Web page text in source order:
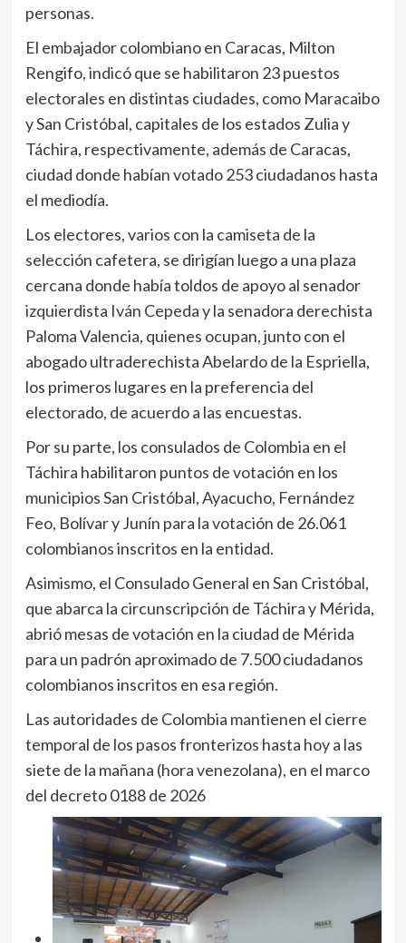
personas.
El embajador colombiano en Caracas, Milton
Rengifo, indicó que se habilitaron 23 puestos
electorales en distintas ciudades, como Maracaibo
y San Cristóbal, capitales de los estados Zulia y
Táchira, respectivamente, además de Caracas,
ciudad donde habían votado 253 ciudadanos hasta
el mediodía.
Los electores, varios con la camiseta de la
selección cafetera, se dirigían luego a una plaza
cercana donde había toldos de apoyo al senador
izquierdista Iván Cepeda y la senadora derechista
Paloma Valencia, quienes ocupan, junto con el
abogado ultraderechista Abelardo de la Espriella,
los primeros lugares en la preferencia del
electorado, de acuerdo a las encuestas.
Por su parte, los consulados de Colombia en el
Táchira habilitaron puntos de votación en los
municipios San Cristóbal, Ayacucho, Fernández
Feo, Bolívar y Junín para la votación de 26.061
colombianos inscritos en la entidad.
Asimismo, el Consulado General en San Cristóbal,
que abarca la circunscripción de Táchira y Mérida,
abrió mesas de votación en la ciudad de Mérida
para un padrón aproximado de 7.500 ciudadanos
colombianos inscritos en esa región.
Las autoridades de Colombia mantienen el cierre
temporal de los pasos fronterizos hasta hoy a las
siete de la mañana (hora venezolana), en el marco
del decreto 0188 de 2026